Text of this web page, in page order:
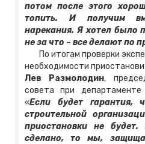
потом после этого
топить. И получим
нарекания. Я хотел было
не за что – все делают по
По итогам проверки
необходимости
Лев Размолодин,
совета при департаменте
«Если будет гарантия,
строительной
приостановки не
сделано, то мы,